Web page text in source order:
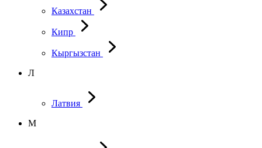
Казахстан
Кипр
Кыргызстан
Л
Латвия
М